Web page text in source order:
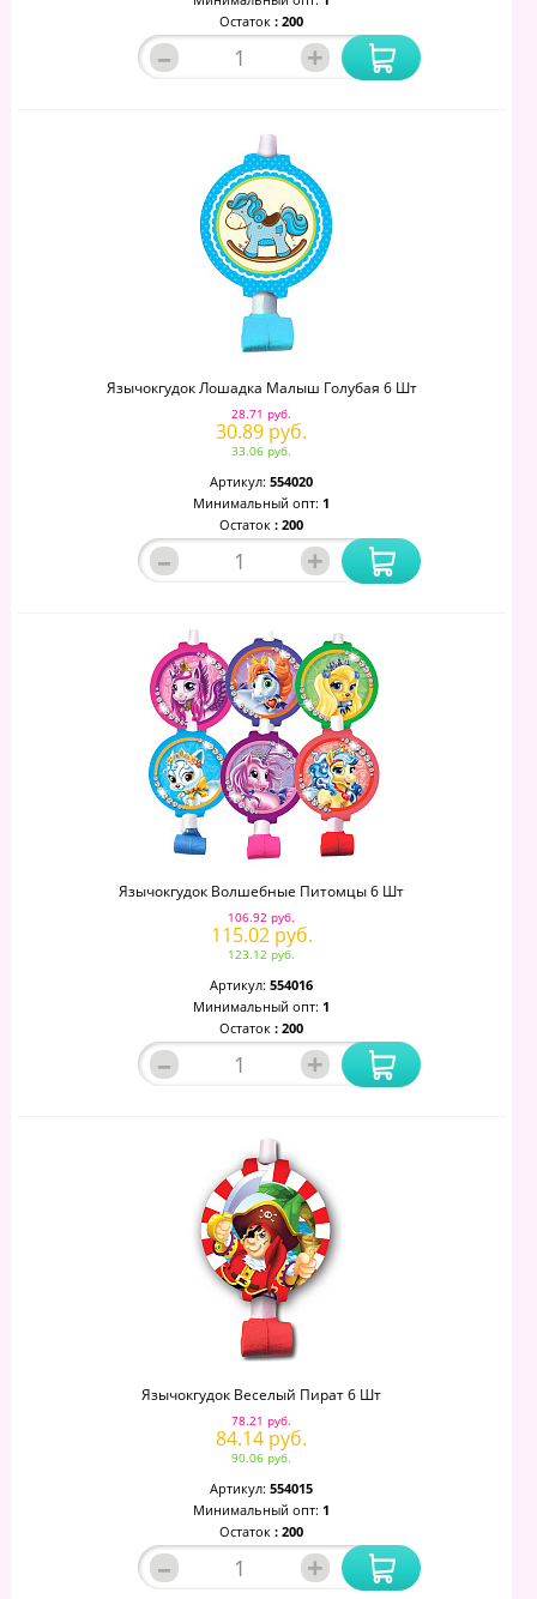
Остаток : 200
– +
Язычокгудок Лошадка Малыш Голубая 6 Шт
28.71 руб.
30.89 руб.
33.06 руб.
Артикул: 554020
Минимальный опт: 1
Остаток : 200
– +
Язычокгудок Волшебные Питомцы 6 Шт
106.92 руб.
115.02 руб.
123.12 руб.
Артикул: 554016
Минимальный опт: 1
Остаток : 200
– +
Язычокгудок Веселый Пират 6 Шт
78.21 руб.
84.14 руб.
90.06 руб.
Артикул: 554015
Минимальный опт: 1
Остаток : 200
– +